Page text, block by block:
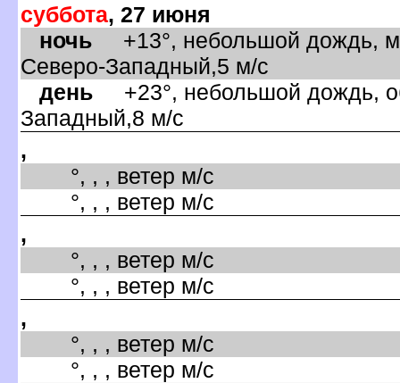
суббота, 27 июня
ночь +13°, небольшой дождь,
Северо-Западный,5 м/с
день +23°, небольшой дождь,
Западный,8 м/с
,
°, , , ветер м/с
°, , , ветер м/с
,
°, , , ветер м/с
°, , , ветер м/с
,
°, , , ветер м/с
°, , , ветер м/с